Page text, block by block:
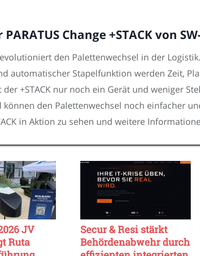
Change +STACK von
den Palettenwechsel in der
automatischer Stapelfunktion werden Zeit,
+STACK nur noch ein Gerät und weniger
den Palettenwechsel noch einfacher
in Aktion zu sehen und weitere
JV
Ruta
Secur & Resi stärkt
Behördenabwehr durch